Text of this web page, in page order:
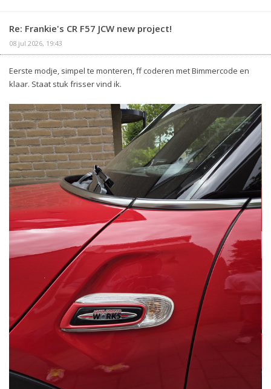
Re: Frankie's CR F57 JCW new project!
08 jul 2026, 19:43
Eerste modje, simpel te monteren, ff coderen met Bimmercode en
klaar. Staat stuk frisser vind ik.